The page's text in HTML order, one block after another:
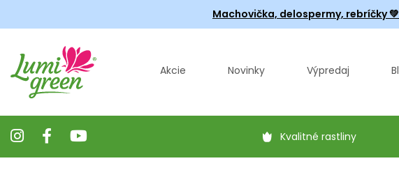
Machovička, delospermy, rebríčky
Akcie Novinky Výpredaj
Kvalitné rastliny